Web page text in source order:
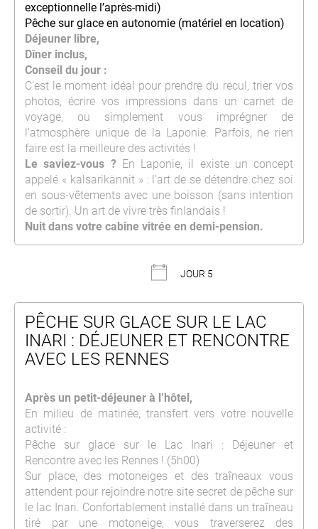
exceptionnelle l’après-midi)
Pêche sur glace en autonomie (matériel en location)
Déjeuner libre,
Dîner inclus,
Conseil du jour :
C’est le moment idéal pour prendre du recul, trier vos
photos, écrire vos impressions dans un carnet de
voyage, ou simplement vous imprégner de
l’atmosphère unique de la Laponie. Parfois, ne rien
faire est la meilleure des activités !
Le saviez-vous ?En Laponie, il existe un concept
appelé « kalsarikännit » : l’art de se détendre chez soi
en sous-vêtements avec une boisson (sans intention
de sortir). Un art de vivre très finlandais !
Nuit dans votre cabine vitrée en demi-pension.
JOUR 5
PÊCHE SUR GLACE SUR LE LAC
INARI : DÉJEUNER ET RENCONTRE
AVEC LES RENNES
Après un petit-déjeuner à l’hôtel,
En milieu de matinée, transfert vers votre nouvelle
activité :
Pêche sur glace sur le Lac Inari : Déjeuner et
Rencontre avec les Rennes ! (5h00)
Sur place, des motoneiges et des traîneaux vous
attendent pour rejoindre notre site secret de pêche sur
le lac Inari. Confortablement installé dans un traîneau
tiré par une motoneige, vous traverserez des